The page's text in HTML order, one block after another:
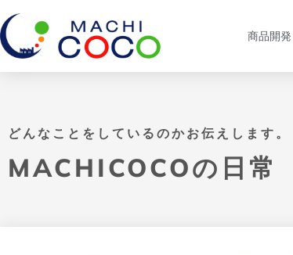
商品開
どんなことをしているのかお伝えします。
MACHICOCOの日常